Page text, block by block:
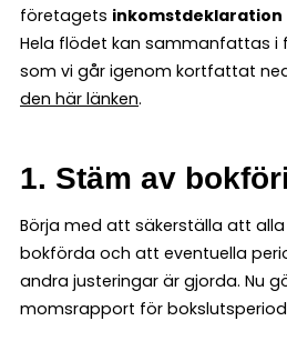
företagets inkomstdeklaration
Hela flödet kan sammanfattas i
som vi går igenom kortfattat
den här länken.
1. Stäm av
Börja med att säkerställa att
bokförda och att eventuella
andra justeringar är gjorda. Nu
momsrapport för